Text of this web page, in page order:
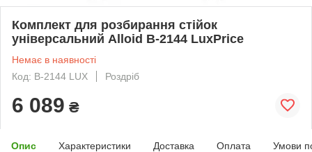
Комплект для розбирання стійок
універсальний Alloid B-2144 LuxPrice
Немає в наявності
Код: B-2144 LUX
Роздріб
6 089 ₴
Опис Характеристики Доставка Оплата Умови